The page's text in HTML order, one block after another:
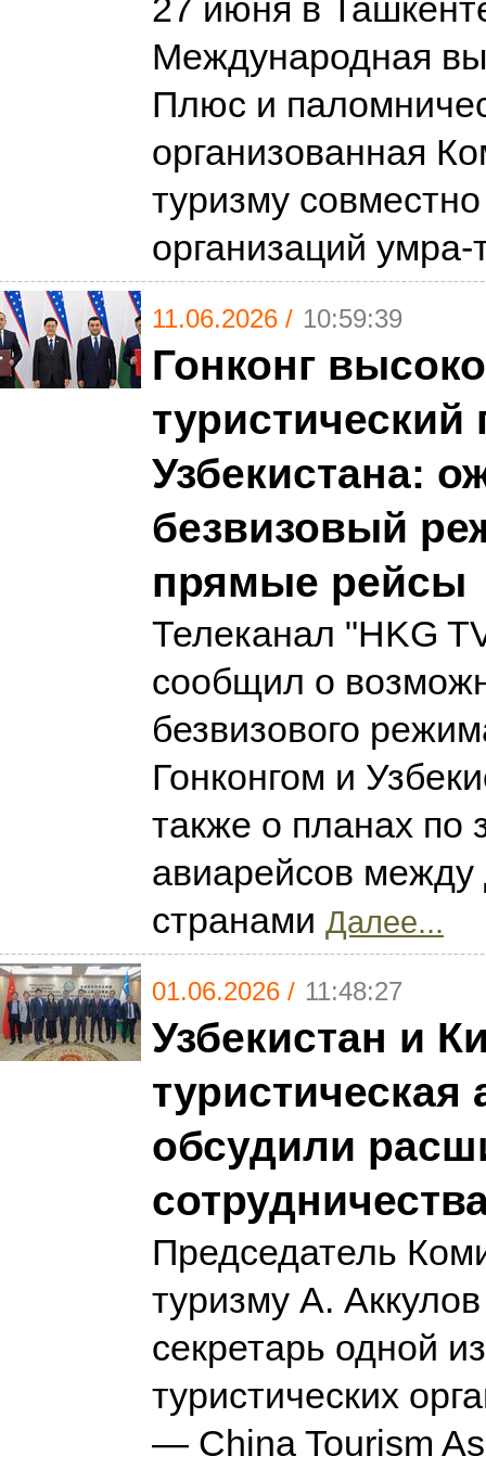
27 июня в
Международная
Плюс и
организованная
туризму
организаций
11.06.2026 / 10:59:39
Гонконг
туристический
Узбекистана:
безвизовый
прямые рейсы
Телеканал "HKG
сообщил о
безвизового
Гонконгом и
также о планах по
авиарейсов между
странами Далее...
01.06.2026 / 11:48:27
Узбекистан и
туристическая
обсудили
Председатель
туризму А.
секретарь одной
туристических
— China Tourism